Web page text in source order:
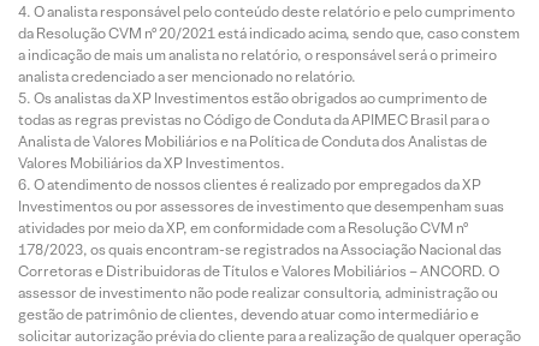
O analista responsável pelo conteúdo deste relatório e pelo cumprimento
da Resolução CVM nº 20/2021 está indicado acima, sendo que, caso constem
a indicação de mais um analista no relatório, o responsável será o primeiro
analista credenciado a ser mencionado no relatório.
Os analistas da XP Investimentos estão obrigados ao cumprimento de
todas as regras previstas no Código de Conduta da APIMEC Brasil para o
Analista de Valores Mobiliários e na Política de Conduta dos Analistas de
Valores Mobiliários da XP Investimentos.
O atendimento de nossos clientes é realizado por empregados da XP
Investimentos ou por assessores de investimento que desempenham suas
atividades por meio da XP, em conformidade com a Resolução CVM nº
178/2023, os quais encontram-se registrados na Associação Nacional das
Corretoras e Distribuidoras de Títulos e Valores Mobiliários – ANCORD. O
assessor de investimento não pode realizar consultoria, administração ou
gestão de patrimônio de clientes, devendo atuar como intermediário e
solicitar autorização prévia do cliente para a realização de qualquer operação